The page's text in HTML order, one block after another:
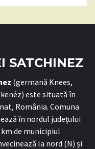
SATCHINEZ
(germană Knees,
este situată în
România. Comuna
în nordul județului
de municipiul
la nord (N) și